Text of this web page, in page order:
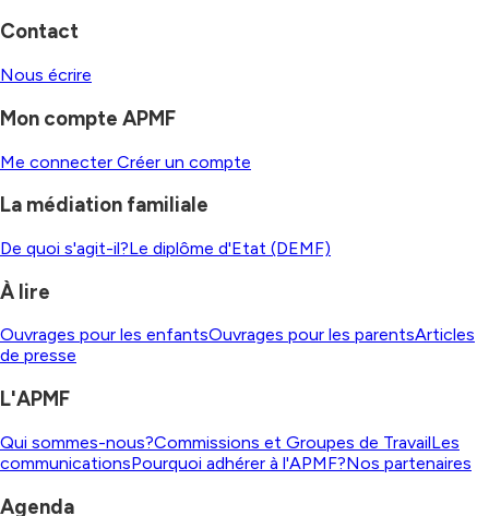
Contact
Nous écrire
Mon compte APMF
Me connecter Créer un compte
La médiation familiale
De quoi s'agit-il?Le diplôme d'Etat (DEMF)
À lire
Ouvrages pour les enfantsOuvrages pour les parentsArticles
de presse
L'APMF
Qui sommes-nous?Commissions et Groupes de TravailLes
communicationsPourquoi adhérer à l'APMF?Nos partenaires
Agenda